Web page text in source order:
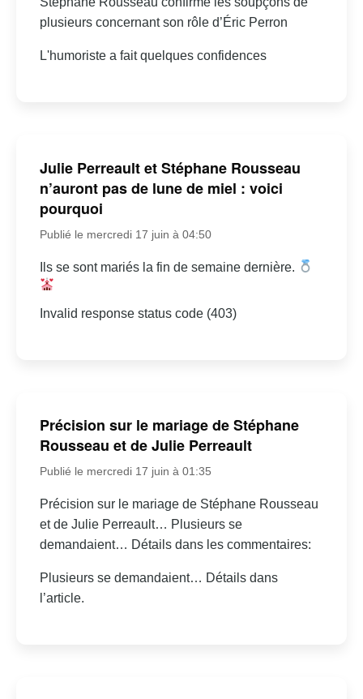
plusieurs concernant son rôle d’Éric Perron
L'humoriste a fait quelques confidences
Julie Perreault et Stéphane Rousseau
n’auront pas de lune de miel : voici
pourquoi
Publié le mercredi 17 juin à 04:50
Ils se sont mariés la fin de semaine dernière.
Invalid response status code (403)
Précision sur le mariage de Stéphane
Rousseau et de Julie Perreault
Publié le mercredi 17 juin à 01:35
Précision sur le mariage de Stéphane Rousseau
et de Julie Perreault… Plusieurs se
demandaient… Détails dans les commentaires:
Plusieurs se demandaient… Détails dans
l’article.